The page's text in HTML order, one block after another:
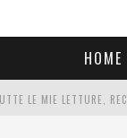
HOME
LE MIE LETTURE,